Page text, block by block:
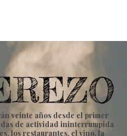
veinte años desde el primer
de actividad ininterrumpida
los restaurantes, el vino, la